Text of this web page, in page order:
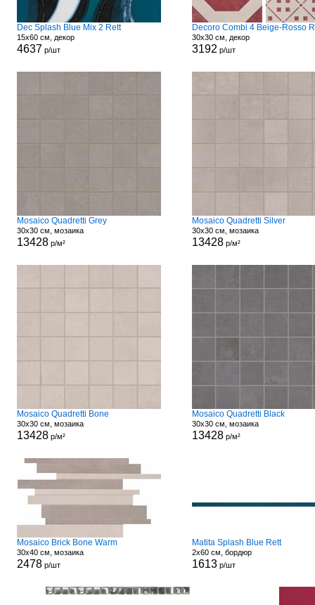
Dec Splash Blue Mix 2 Rett
15x60 см, декор
4637 р/шт
Decoro Combi 4 Beige-Rosso
30x30 см, декор
3192 р/шт
Mosaico Quadretti Grey
30x30 см, мозаика
13428р/м²
Mosaico Quadretti Silver
30x30 см, мозаика
13428р/м²
Mosaico Quadretti Bone
30x30 см, мозаика
13428р/м²
Mosaico Quadretti Black
30x30 см, мозаика
13428р/м²
Mosaico Brick Bone Warm
30x40 см, мозаика
2478р/шт
Matita Splash Blue Rett
2x60 см, бордюр
1613р/шт